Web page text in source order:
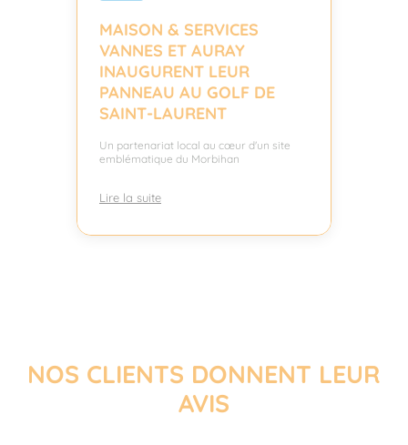
MAISON & SERVICES
VANNES ET AURAY
INAUGURENT LEUR
PANNEAU AU GOLF DE
SAINT-LAURENT
Un partenariat local au cœur d'un site
emblématique du Morbihan
Lire la suite
NOS CLIENTS DONNENT LEUR
AVIS